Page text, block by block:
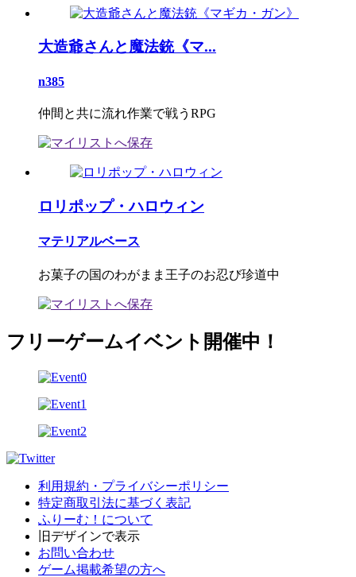
大造爺さんと魔法銃《マ...
n385
仲間と共に流れ作業で戦うRPG
ロリポップ・ハロウィン
マテリアルベース
お菓子の国のわがまま王子のお忍び珍道中
フリーゲームイベント開催中！
利用規約・プライバシーポリシー
特定商取引法に基づく表記
ふりーむ！について
旧デザインで表示
お問い合わせ
ゲーム掲載希望の方へ